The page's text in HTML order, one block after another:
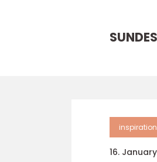
inspiration
16.